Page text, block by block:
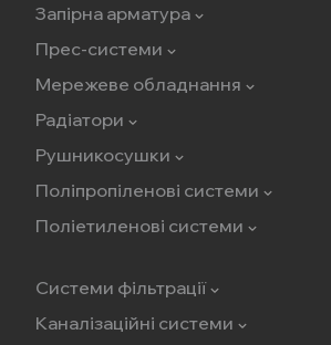
Запірна арматура
Прес-системи
Мережеве обладнання
Радіатори
Рушникосушки
Поліпропіленові системи
Поліетиленові системи
Системи фільтрації
Каналізаційні системи